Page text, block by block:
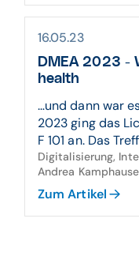
16.05.23
DMEA 2023 -
health
…und dann war
2023 ging das
F 101 an. Das
Digitalisierung,
Andrea
Zum Artikel